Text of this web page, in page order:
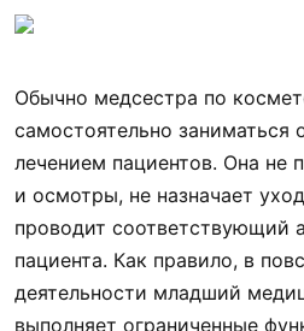
Обычно медсестра по
самостоятельно заниматься
лечением пациентов. Она не
и осмотры, не назначает
проводит соответствующий
пациента. Как правило, в
деятельности младший
выполняет ограниченные